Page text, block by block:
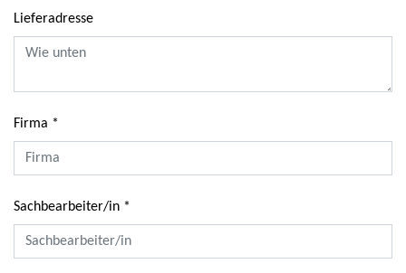
Lieferadresse
Firma
Sachbearbeiter/in